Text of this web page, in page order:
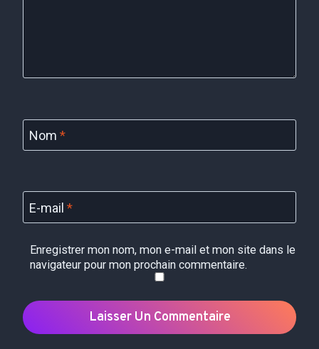
Nom *
E-mail *
Enregistrer mon nom, mon e-mail et mon site dans le
navigateur pour mon prochain commentaire.